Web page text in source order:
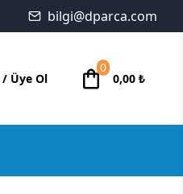
bilgi@dparca.com
/ Üye Ol
0
0,00 ₺